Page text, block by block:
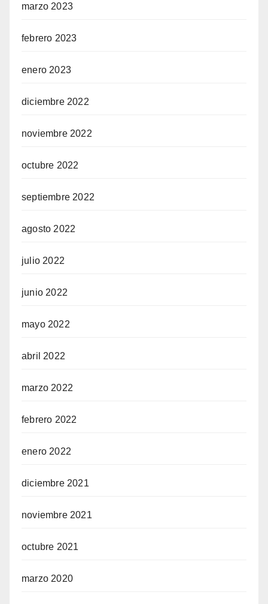
marzo 2023
febrero 2023
enero 2023
diciembre 2022
noviembre 2022
octubre 2022
septiembre 2022
agosto 2022
julio 2022
junio 2022
mayo 2022
abril 2022
marzo 2022
febrero 2022
enero 2022
diciembre 2021
noviembre 2021
octubre 2021
marzo 2020